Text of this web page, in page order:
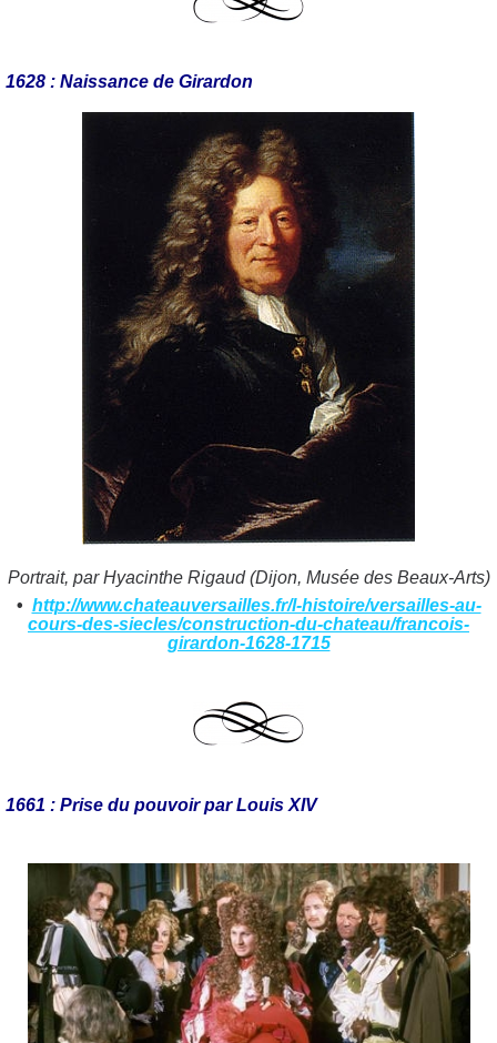
1628 : Naissance de Girardon
Portrait, par Hyacinthe Rigaud (Dijon, Musée des Beaux-Arts)
• http://www.chateauversailles.fr/l-histoire/versailles-au-
cours-des-siecles/construction-du-chateau/francois-
girardon-1628-1715
1661 : Prise du pouvoir par Louis XIV